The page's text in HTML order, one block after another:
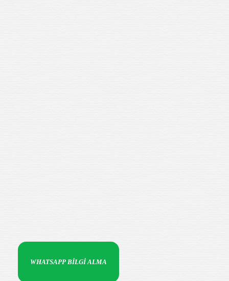
WHATSAPP BİLGİ ALMA